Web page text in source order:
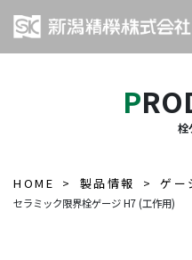
栓
HOME 製品情報 ゲー
セラミック限界栓ゲージ H7 (工作用)